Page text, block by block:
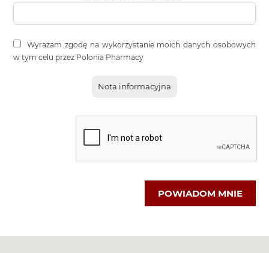
Wyrażam zgodę na wykorzystanie moich danych osobowych
w tym celu przez Polonia Pharmacy
Nota informacyjna
POWIADOM MNIE